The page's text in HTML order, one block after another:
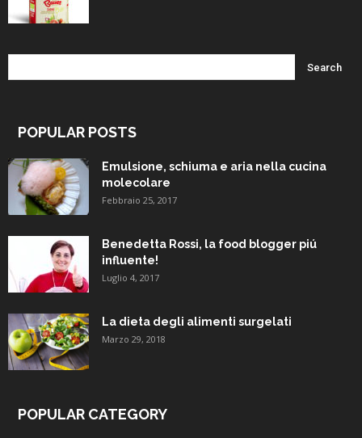
POPULAR POSTS
Emulsione, schiuma e aria nella cucina
molecolare
Febbraio 25, 2017
Benedetta Rossi, la food blogger piú
influente!
Luglio 4, 2017
La dieta degli alimenti surgelati
Marzo 29, 2018
POPULAR CATEGORY